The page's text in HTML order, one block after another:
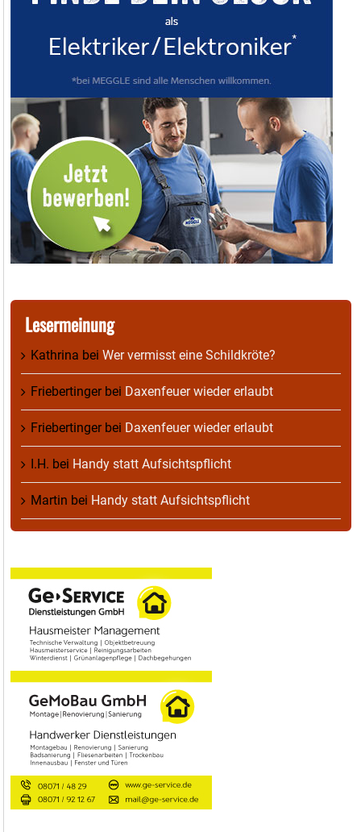
Lesermeinung
Kathrina bei Wer vermisst eine Schildkröte?
Friebertingerbei Daxenfeuer wieder erlaubt
Friebertingerbei Daxenfeuer wieder erlaubt
I.H. bei Handy statt Aufsichtspflicht
Martin bei Handy statt Aufsichtspflicht